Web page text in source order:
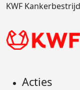
KWF
Acties